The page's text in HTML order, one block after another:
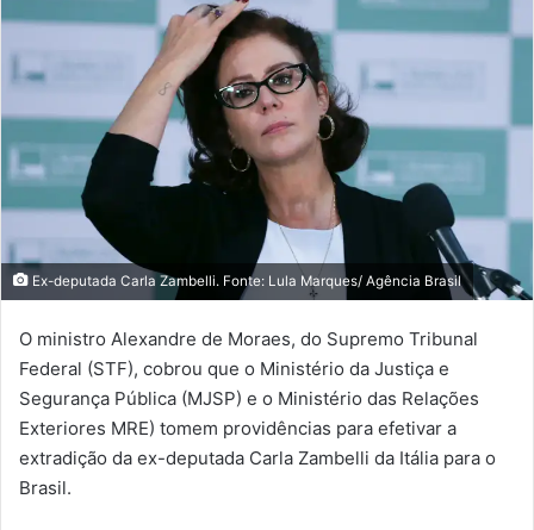
Ex-deputada Carla Zambelli. Fonte: Lula Marques/ Agência Brasil
O ministro Alexandre de Moraes, do Supremo Tribunal
Federal (STF), cobrou que o Ministério da Justiça e
Segurança Pública (MJSP) e o Ministério das Relações
Exteriores MRE) tomem providências para efetivar a
extradição da ex-deputada Carla Zambelli da Itália para o
Brasil.